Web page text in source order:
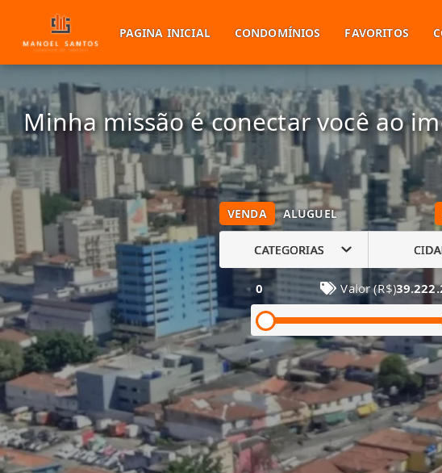
PAGINA INICIAL CONDOMÍNIOS FAVORITOS
Minha missão é conectar você ao
VENDA ALUGUEL
CATEGORIAS
0 Valor (R$)